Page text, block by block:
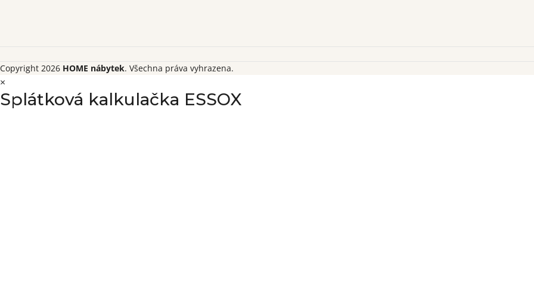
Copyright 2026 HOME nábytek. Všechna práva vyhrazena.
×
Splátková kalkulačka ESSOX